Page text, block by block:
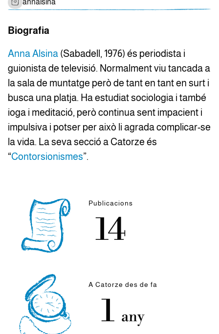
Biografia
Anna Alsina (Sabadell, 1976) és periodista i
guionista de televisió. Normalment viu tancada a
la sala de muntatge però de tant en tant en surt i
busca una platja. Ha estudiat sociologia i també
ioga i meditació, però continua sent impacient i
impulsiva i potser per això li agrada complicar-se
la vida. La seva secció a Catorze és
“Contorsionismes”.
Publicacions
14
A Catorze des de fa
1 any